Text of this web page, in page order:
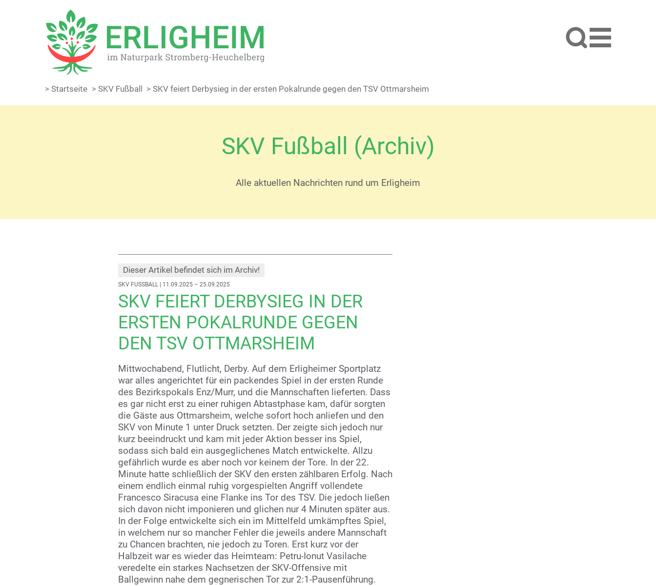
> Startseite > SKV Fußball > SKV feiert Derbysieg in der ersten Pokalrunde gegen den TSV Ottmarsheim
SKV Fußball (Archiv)
Alle aktuellen Nachrichten rund um Erligheim
Dieser Artikel befindet sich im Archiv!
SKV FUSSBALL | 11.09.2025 – 25.09.2025
SKV FEIERT DERBYSIEG IN DER
ERSTEN POKALRUNDE GEGEN
DEN TSV OTTMARSHEIM
Mittwochabend, Flutlicht, Derby. Auf dem Erligheimer Sportplatz
war alles angerichtet für ein packendes Spiel in der ersten Runde
des Bezirkspokals Enz/Murr, und die Mannschaften lieferten. Dass
es gar nicht erst zu einer ruhigen Abtastphase kam, dafür sorgten
die Gäste aus Ottmarsheim, welche sofort hoch anliefen und den
SKV von Minute 1 unter Druck setzten. Der zeigte sich jedoch nur
kurz beeindruckt und kam mit jeder Aktion besser ins Spiel,
sodass sich bald ein ausgeglichenes Match entwickelte. Allzu
gefährlich wurde es aber noch vor keinem der Tore. In der 22.
Minute hatte schließlich der SKV den ersten zählbaren Erfolg. Nach
einem endlich einmal ruhig vorgespielten Angriff vollendete
Francesco Siracusa eine Flanke ins Tor des TSV. Die jedoch ließen
sich davon nicht imponieren und glichen nur 4 Minuten später aus.
In der Folge entwickelte sich ein im Mittelfeld umkämpftes Spiel,
in welchem nur so mancher Fehler die jeweils andere Mannschaft
zu Chancen brachten, nie jedoch zu Toren. Erst kurz vor der
Halbzeit war es wieder das Heimteam: Petru-Ionut Vasilache
veredelte ein starkes Nachsetzen der SKV-Offensive mit
Ballgewinn nahe dem gegnerischen Tor zur 2:1-Pausenführung.